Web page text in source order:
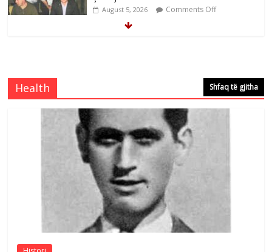
August 5, 2026 Comments Off
e invalidëve në Fushë Kosovë
Comments Off
Çlirimtari Agron Gërvalla me takime pune
në atdhe të shoqerisë Levizja
August 3, 2026 Comments Off
Postim me vlera nga artistja e mirëfilltë
Mimoza Gjoni
August 6, 2026 Comments Off
Health Shfaq të gjitha